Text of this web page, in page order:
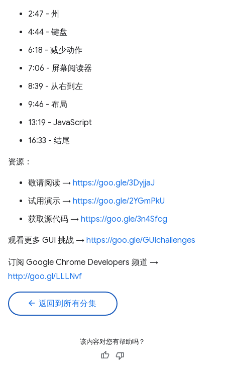
2:47 - 州
4:44 - 键盘
6:18 - 减少动作
7:06 - 屏幕阅读器
8:39 - 从右到左
9:46 - 布局
13:19 - JavaScript
16:33 - 结尾
资源：
敬请阅读 → https://goo.gle/3DyjjaJ
试用演示 → https://goo.gle/2YGmPkU
获取源代码 → https://goo.gle/3n4Sfcg
观看更多 GUI 挑战 → https://goo.gle/GUIchallenges
订阅 Google Chrome Developers 频道 →
http://goo.gl/LLLNvf
arrow_back 返回到所有分集
该内容对您有帮助吗？